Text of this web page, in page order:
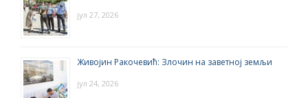
јул 27, 2026
Живојин Ракочевић: Злочин на заветној земљи
јул 24, 2026